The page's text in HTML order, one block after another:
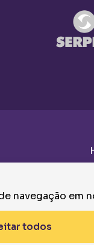
navegação em
todos
•